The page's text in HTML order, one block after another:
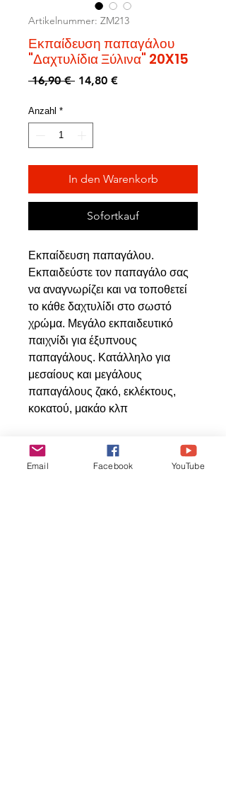
Artikelnummer: ZM213
Εκπαίδευση παπαγάλου
"Δαχτυλίδια Ξύλινα" 20X15
16,90 € Standardpreis
14,80 €Sale-
Anzahl *
In den Warenkorb
Sofortkauf
Εκπαίδευση παπαγάλου.
Εκπαιδεύστε τον παπαγάλο σας
να αναγνωρίζει και να τοποθετεί
το κάθε δαχτυλίδι στο σωστό
χρώμα. Μεγάλο εκπαιδευτικό
παιχνίδι για έξυπνους
παπαγάλους. Κατάλληλο για
μεσαίους και μεγάλους
παπαγάλους ζακό, εκλέκτους,
κοκατού, μακάο κλπ
Ähnliche
Email Facebook YouTube